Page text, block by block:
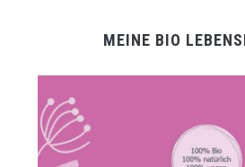
MEINE BIO